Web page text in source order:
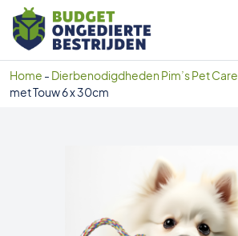
Home - Dierbenodigdheden Pim’s Pet Care
met Touw 6 x 30cm